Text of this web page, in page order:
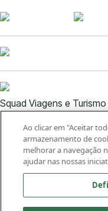
Squad Viagens e
03.971.539/0001-86
Termos e condições
Política de
A Squad é uma
do Grupo Águia Branca.
Ao clicar em "Aceitar
armazenamento de
melhorar a navegação
ajudar nas nossas